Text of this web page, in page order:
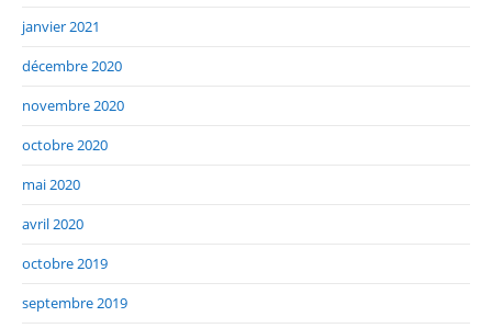
janvier 2021
décembre 2020
novembre 2020
octobre 2020
mai 2020
avril 2020
octobre 2019
septembre 2019